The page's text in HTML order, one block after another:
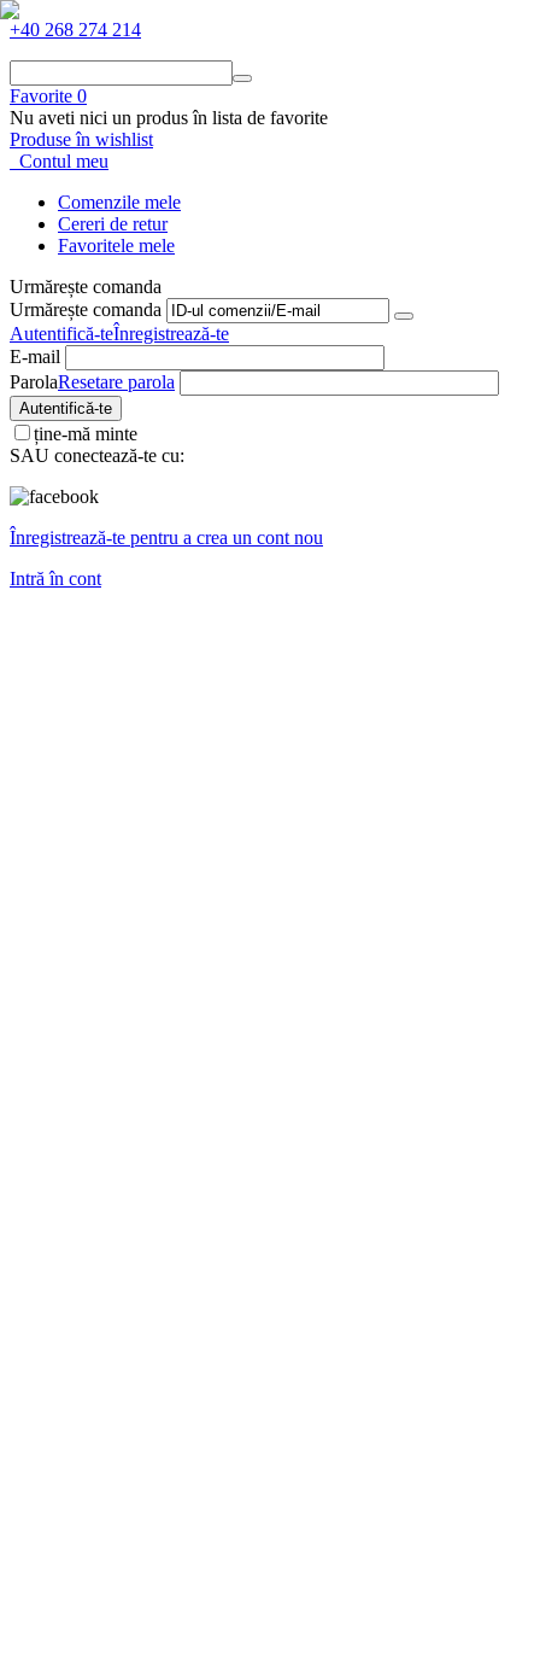
+40 268 274 214
Favorite 0
Nu aveti nici un produs în lista de favorite
Produse în wishlist
Contul meu
Comenzile mele
Cereri de retur
Favoritele mele
Urmărește comanda
Urmărește comanda
Autentifică-teÎnregistrează-te
E-mail
ParolaResetare parola
Autentifică-te
ține-mă minte
SAU conectează-te cu:
Înregistrează-te pentru a crea un cont nou
Intră în cont